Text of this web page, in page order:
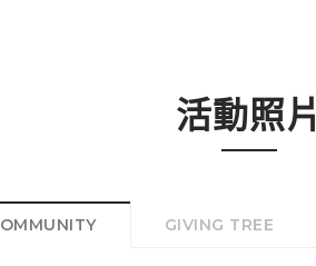
活動照片
GIVING TREE